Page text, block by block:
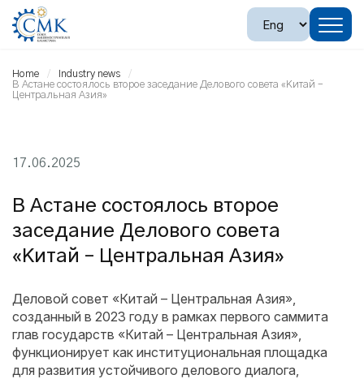
Home
Industry news
В Астане состоялось второе заседание Делового совета «Китай –
Центральная Азия»
17.06.2025
В Астане состоялось второе
заседание Делового совета
«Китай – Центральная Азия»
Деловой совет «Китай – Центральная Азия»,
созданный в 2023 году в рамках первого саммита
глав государств «Китай – Центральная Азия»,
функционирует как институциональная площадка
для развития устойчивого делового диалога,